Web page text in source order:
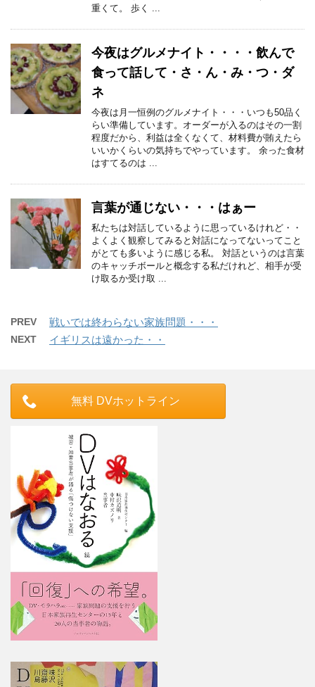
重くて。 歩く ...
今夜はグルメナイト・・・・飲んで
食って話して・さ・ん・み・つ・ダ
ネ
今夜は月一恒例のグルメナイト・・・いつも50品く
らい準備しています。オーダーが入るのはその一割
程度だから、利益は全くなくて、材料費が賄えたら
いいかくらいの気持ちでやっています。 余った食材
はすてるのは ...
言葉が通じない・・・はぁー
私たちは対話しているように思っているけれど・・
よくよく観察してみると対話になってないってこと
がとても多いように感じる私。 対話というのは言葉
のキャッチボールと概念する私だけれど、相手が受
け取るか受け取 ...
PREV 戦いでは終わらない家族問題・・・
NEXT イギリスは遠かった・・
無料 DVホットライン